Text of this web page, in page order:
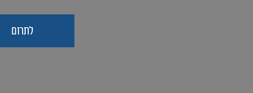
לתרום